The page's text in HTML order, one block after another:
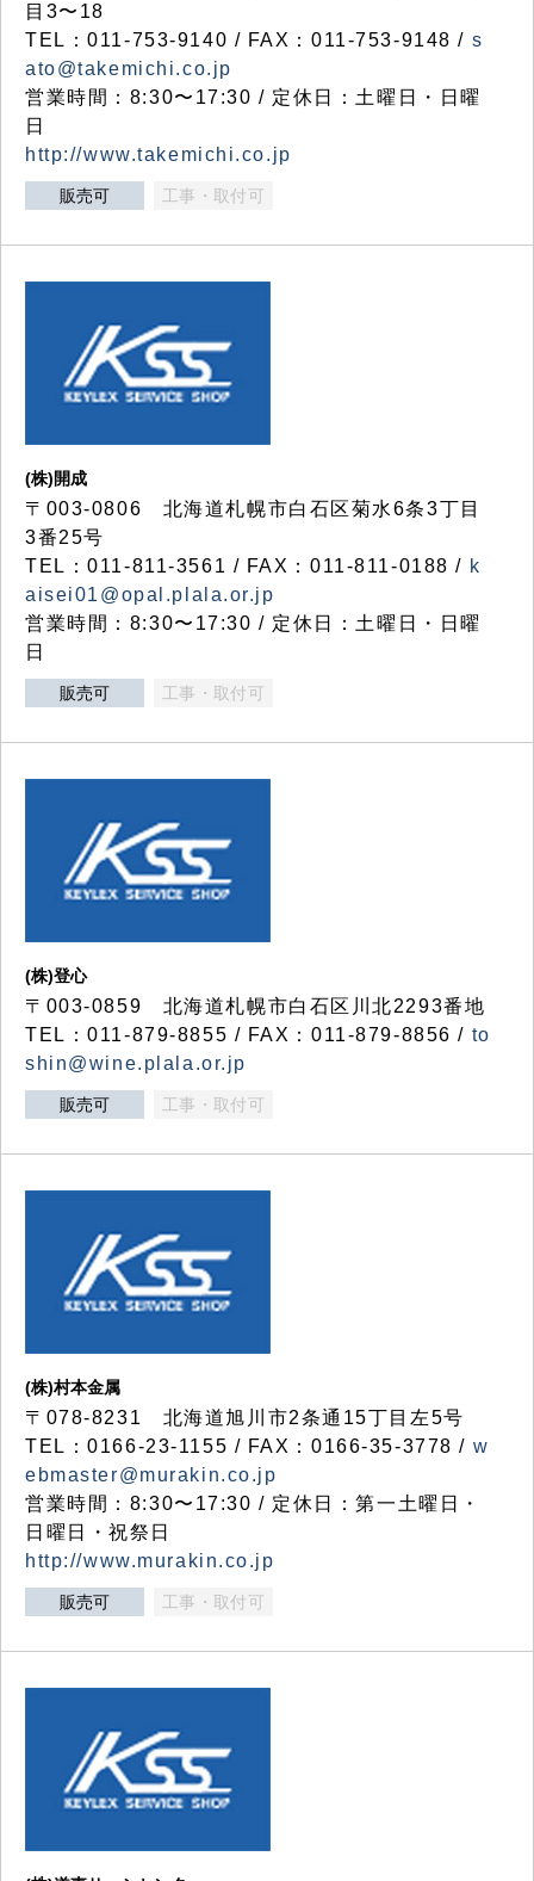
目3〜18
TEL：011-753-9140 / FAX：011-753-9148 / s
ato@takemichi.co.jp
営業時間：8:30〜17:30 / 定休日：土曜日・日曜
日
http://www.takemichi.co.jp
販売可 工事・取付可
(株)開成
〒003-0806 北海道札幌市白石区菊水6条3丁目
3番25号
TEL：011-811-3561 / FAX：011-811-0188 / k
aisei01@opal.plala.or.jp
営業時間：8:30〜17:30 / 定休日：土曜日・日曜
日
販売可 工事・取付可
(株)登心
〒003-0859 北海道札幌市白石区川北2293番地
TEL：011-879-8855 / FAX：011-879-8856 / to
shin@wine.plala.or.jp
販売可 工事・取付可
(株)村本金属
〒078-8231 北海道旭川市2条通15丁目左5号
TEL：0166-23-1155 / FAX：0166-35-3778 / w
ebmaster@murakin.co.jp
営業時間：8:30〜17:30 / 定休日：第一土曜日・
日曜日・祝祭日
http://www.murakin.co.jp
販売可 工事・取付可